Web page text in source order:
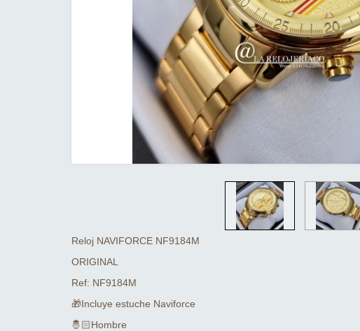
Reloj NAVIFORCE NF9184M
ORIGINAL
Ref: NF9184M
🎁Incluye estuche Naviforce
🤴🏻Hombre